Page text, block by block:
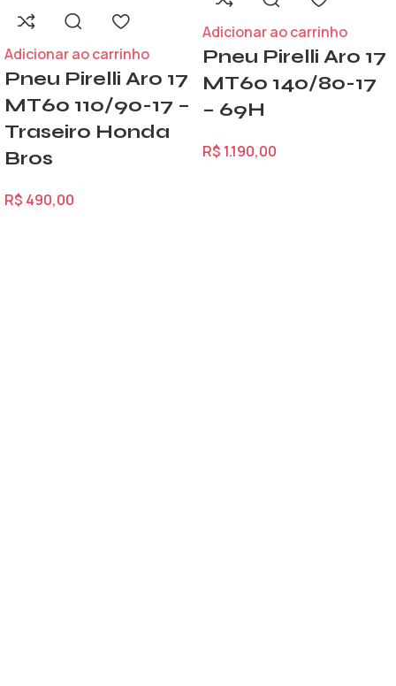
Adicionar ao carrinho
Pneu Pirelli Aro 17
MT60 110/90-17 –
Traseiro Honda
Bros
R$ 490,00
Adicionar ao carrinho
Pneu Pirelli Aro 17
MT60 140/80-17
– 69H
R$ 1.190,00